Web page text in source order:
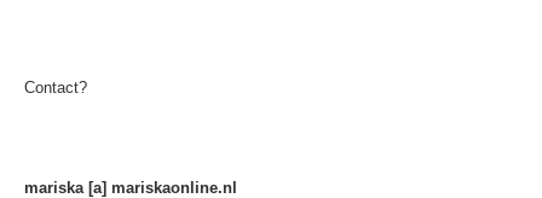
Contact?
mariska [a] mariskaonline.nl